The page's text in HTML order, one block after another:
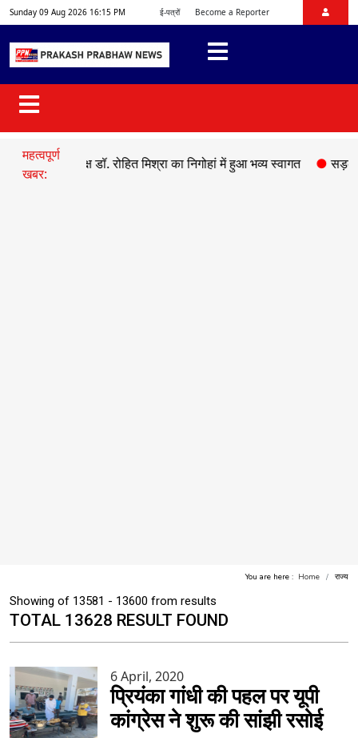
Sunday 09 Aug 2026 16:15 PM ई-पत्रों Become a Reporter
महत्वपूर्ण
खबर:
अध्यक्ष डॉ. रोहित मिश्रा का निगोहां में हुआ भव्य स्वागत ●सड़क हादसे में
You are here : Home राज्य
Showing of 13581 - 13600 from results
TOTAL 13628 RESULT FOUND
6 April, 2020
प्रियंका गांधी की पहल पर यूपी
कांग्रेस ने शुरू की सांझी रसोई